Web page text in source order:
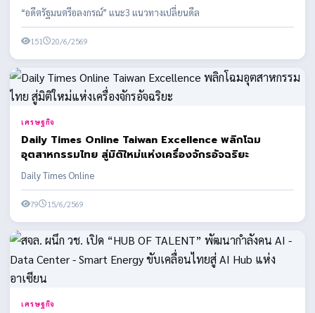
“อดีตรัฐมนตรีอลงกรณ์” แนะ3 แนวทางเปลี่ยนดีล
151 20/6/2569
เศรษฐกิจ
Daily Times Online Taiwan Excellence พลิกโฉม
อุตสาหกรรมไทย สู่มิติใหม่แห่งเครื่องจักรอัจฉริยะ
Daily Times Online
79 15/6/2569
เศรษฐกิจ